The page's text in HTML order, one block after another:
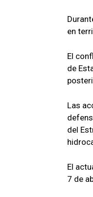
en
El
de
Las
del
El
7 de